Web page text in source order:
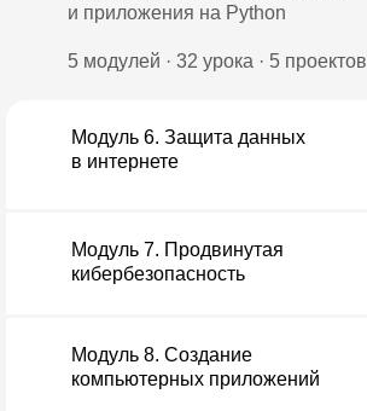
и приложения на Python
5 модулей · 32 урока · 5 проектов
Модуль 6. Защита данных
в интернете
Модуль 7. Продвинутая
кибербезопасность
Модуль 8. Создание
компьютерных приложений